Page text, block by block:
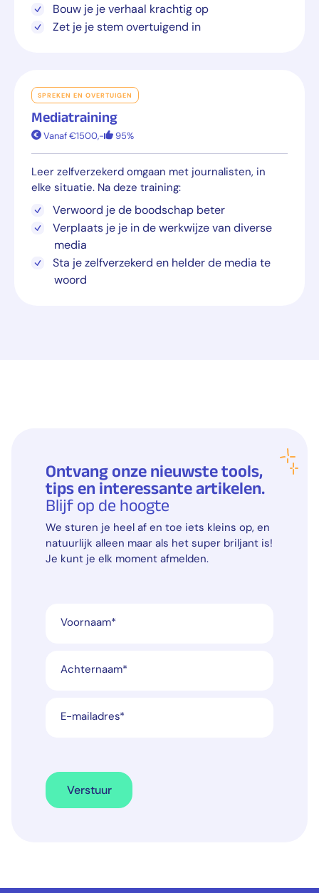
Bouw je je verhaal krachtig op
Zet je je stem overtuigend in
SPREKEN EN OVERTUIGEN
Mediatraining
Vanaf €1500,- 95%
Leer zelfverzekerd omgaan met journalisten, in
elke situatie. Na deze training:
Verwoord je de boodschap beter
Verplaats je je in de werkwijze van diverse
media
Sta je zelfverzekerd en helder de media te
woord
Ontvang onze nieuwste tools,
tips en interessante artikelen.
Blijf op de hoogte
We sturen je heel af en toe iets kleins op, en
natuurlijk alleen maar als het super briljant is!
Je kunt je elk moment afmelden.
Voornaam*
Achternaam*
E-mailadres*
Verstuur